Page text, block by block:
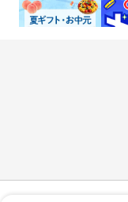
0.46%還元